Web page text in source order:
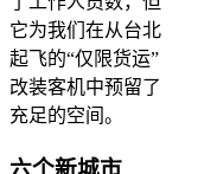
它为我们在从台北
起飞的“仅限货运”
改装客机中预留了
充足的空间。
六个新城市